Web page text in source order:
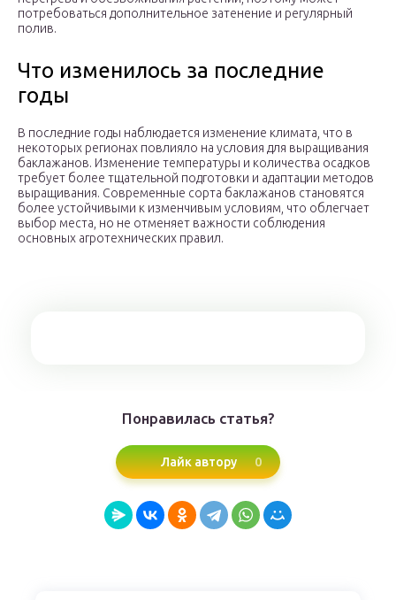
потребоваться дополнительное затенение и регулярный
полив.
Что изменилось за последние
годы
В последние годы наблюдается изменение климата, что в
некоторых регионах повлияло на условия для выращивания
баклажанов. Изменение температуры и количества осадков
требует более тщательной подготовки и адаптации методов
выращивания. Современные сорта баклажанов становятся
более устойчивыми к изменчивым условиям, что облегчает
выбор места, но не отменяет важности соблюдения
основных агротехнических правил.
Понравилась статья?
Лайк автору 0